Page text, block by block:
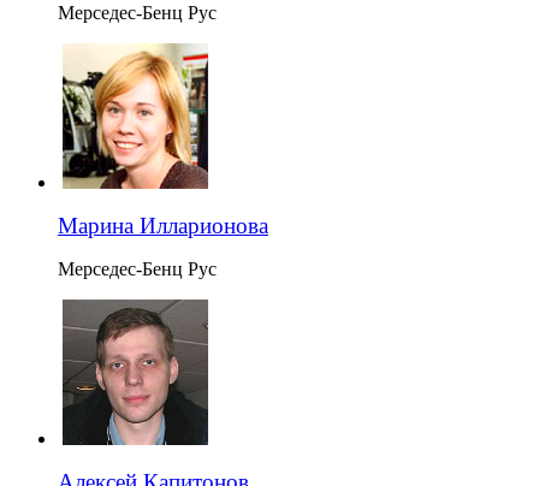
Мерседес-Бенц Рус
Марина Илларионова
Мерседес-Бенц Рус